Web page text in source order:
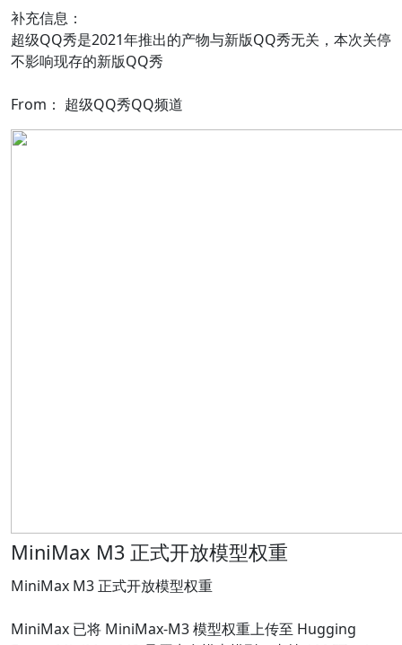
补充信息：
超级QQ秀是2021年推出的产物与新版QQ秀无关，本次关停
不影响现存的新版QQ秀
From： 超级QQ秀QQ频道
MiniMax M3 正式开放模型权重
MiniMax M3 正式开放模型权重
MiniMax 已将 MiniMax-M3 模型权重上传至 Hugging